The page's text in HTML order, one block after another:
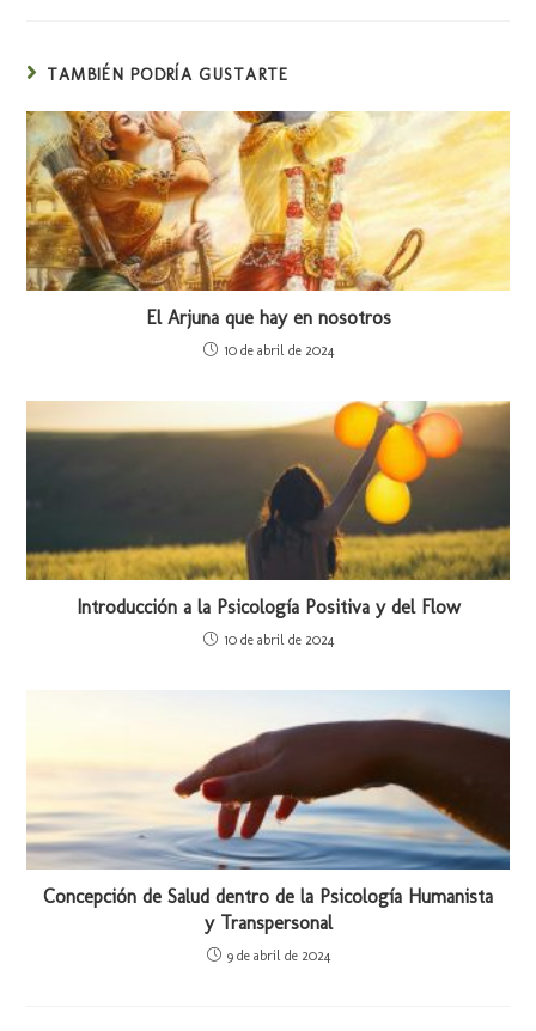
TAMBIÉN PODRÍA GUSTARTE
El Arjuna que hay en nosotros
10 de abril de 2024
Introducción a la Psicología Positiva y del Flow
10 de abril de 2024
Concepción de Salud dentro de la Psicología Humanista
y Transpersonal
9 de abril de 2024